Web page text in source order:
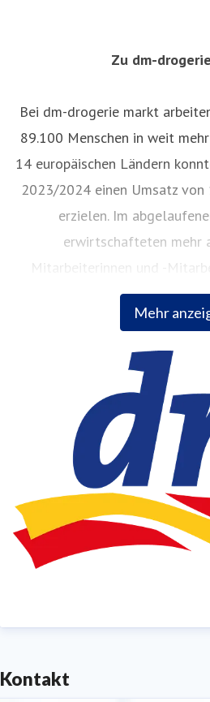
Zu dm-
Bei dm-drogerie markt
89.100 Menschen in weit
14 europäischen Ländern
2023/2024 einen Umsatz
erzielen. Im
erwirtschafteten mehr
Mitarbeiterinnen und -
einen Umsatz von 12,47
wählten Kundinnen und
beliebtesten Drogeriemarkt.
Mitarbeiterbefragung zu „
Arbeitgeber 2025
“ wurde
gewählt. dm arbeitet
Verantwortung für nachhaltige
zu werden. Dieses
Deutschen
„Unternehmen: Konsumgüter
unterschiedlichen Bereichen
Mehr
Kontakt